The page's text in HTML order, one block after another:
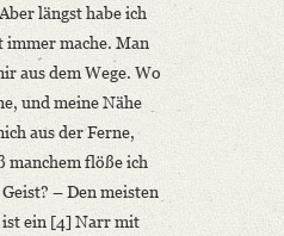
längst habe ich
immer mache. Man
aus dem Wege. Wo
und meine Nähe
aus der Ferne,
manchem flöße ich
– Den meisten
ist ein [4] Narr mit